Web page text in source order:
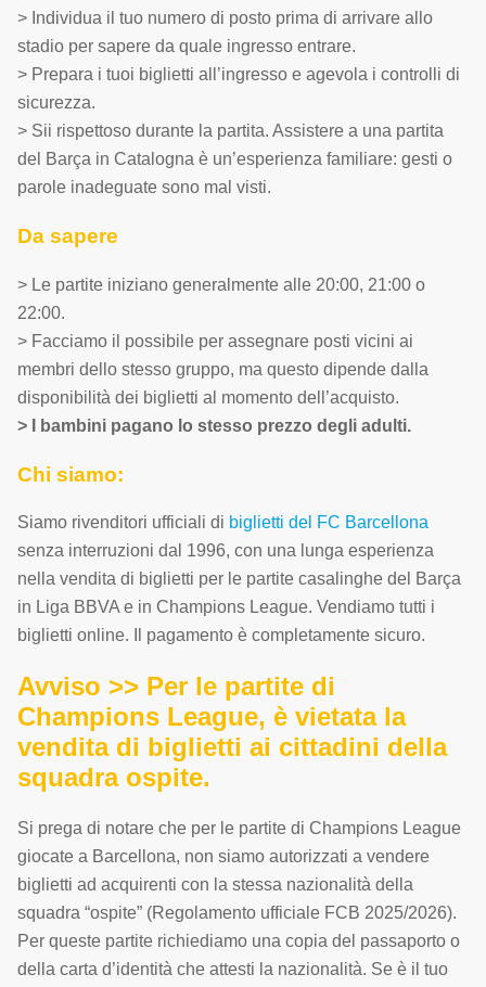
> Individua il tuo numero di posto prima di arrivare allo
stadio per sapere da quale ingresso entrare.
> Prepara i tuoi biglietti all’ingresso e agevola i controlli di
sicurezza.
> Sii rispettoso durante la partita. Assistere a una partita
del Barça in Catalogna è un’esperienza familiare: gesti o
parole inadeguate sono mal visti.
Da sapere
> Le partite iniziano generalmente alle 20:00, 21:00 o
22:00.
> Facciamo il possibile per assegnare posti vicini ai
membri dello stesso gruppo, ma questo dipende dalla
disponibilità dei biglietti al momento dell’acquisto.
> I bambini pagano lo stesso prezzo degli adulti.
Chi siamo:
Siamo rivenditori ufficiali di biglietti del FC Barcellona
senza interruzioni dal 1996, con una lunga esperienza
nella vendita di biglietti per le partite casalinghe del Barça
in Liga BBVA e in Champions League. Vendiamo tutti i
biglietti online. Il pagamento è completamente sicuro.
Avviso >> Per le partite di
Champions League, è vietata la
vendita di biglietti ai cittadini della
squadra ospite.
Si prega di notare che per le partite di Champions League
giocate a Barcellona, non siamo autorizzati a vendere
biglietti ad acquirenti con la stessa nazionalità della
squadra “ospite” (Regolamento ufficiale FCB 2025/2026).
Per queste partite richiediamo una copia del passaporto o
della carta d’identità che attesti la nazionalità. Se è il tuo